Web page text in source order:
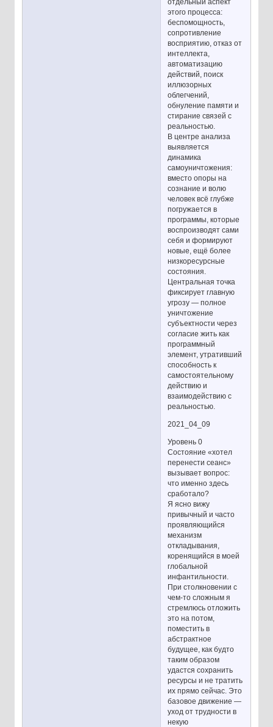
отдельный аспект
этого процесса:
беспомощность,
сопротивление
восприятию, отказ от
интеллекта,
автоматизацию
действий, поиск
иллюзорных
облегчений,
обнуление памяти и
стирание связей с
реальностью.
В центре анализа
выявляется
динамика
самоуничтожения:
вместо опоры на
сознание и волю
человек всё глубже
погружается в
программы, которые
воспроизводят сами
себя и формируют
новые, ещё более
низкоресурсные
состояния.
Центральная точка
фиксирует главную
угрозу — полное
уничтожение
субъектности через
согласие жить как
программный
элемент, утративший
способность к
самостоятельному
действию и
взаимодействию с
реальностью.
2021_04_09
Уровень 0
Состояние «хотел
перенести сеанс»
вызывает вопрос:
что именно здесь
сработало?
Я ясно вижу
привычный и часто
проявляющийся
механизм
откладывания,
коренящийся в моей
глобальной
инфантильности.
При столкновении с
чем-то сложным я
стремлюсь отложить
это на потом,
поместить в
абстрактное
будущее, как будто
таким образом
удастся сохранить
ресурсы и не тратить
их прямо сейчас. Это
базовое движение —
уход от трудности в
некую